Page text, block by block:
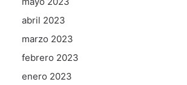
abril 2023
marzo 2023
febrero 2023
enero 2023